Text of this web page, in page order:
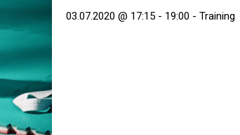
03.07.2020 @ 17:15 - 19:00 - Training